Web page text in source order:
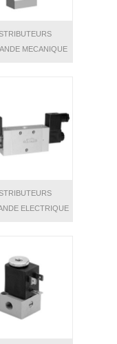
MECANIQUE
ELECTRIQUE